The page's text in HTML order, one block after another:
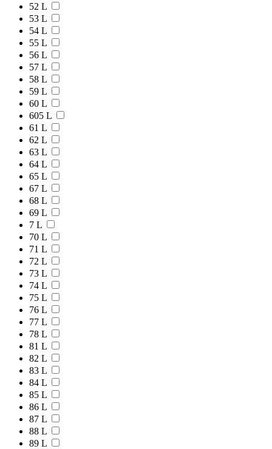
52 L
53 L
54 L
55 L
56 L
57 L
58 L
59 L
60 L
605 L
61 L
62 L
63 L
64 L
65 L
67 L
68 L
69 L
7 L
70 L
71 L
72 L
73 L
74 L
75 L
76 L
77 L
78 L
81 L
82 L
83 L
84 L
85 L
86 L
87 L
88 L
89 L